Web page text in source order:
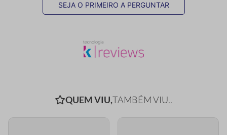
SEJA O PRIMEIRO A PERGUNTAR
QUEM VIU,TAMBÉM VIU..